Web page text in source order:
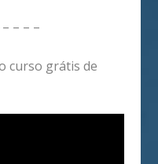
– – –
curso grátis de